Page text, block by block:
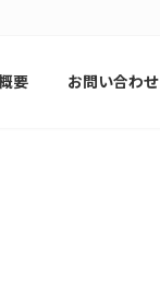
要 お問い合わせ